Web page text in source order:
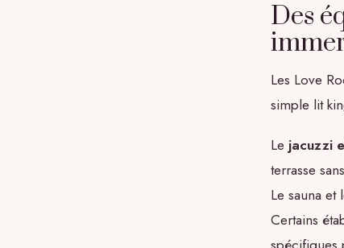
Des
Les Love
simple lit
Le jacuzzi
terrasse
Le sauna
Certains